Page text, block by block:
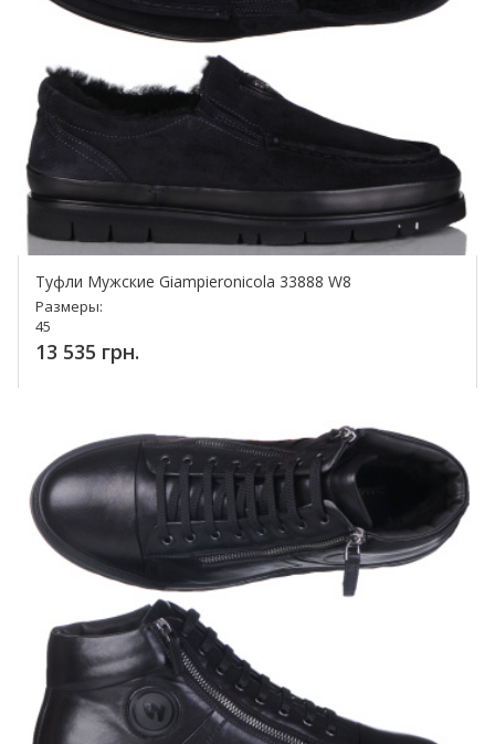
Туфли Мужские Giampieronicola 33888 W8
Размеры:
45
13 535 грн.